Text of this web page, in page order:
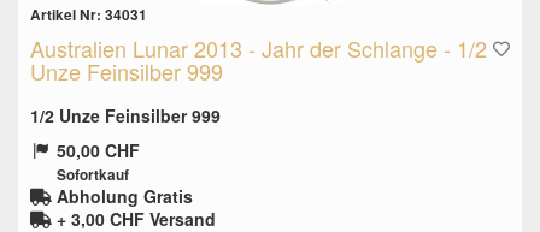
Artikel Nr: 34031
Australien Lunar 2013 - Jahr der Schlange - 1/2
Unze Feinsilber 999
1/2 Unze Feinsilber 999
50,00 CHF
Sofortkauf
Abholung Gratis
+ 3,00 CHF Versand